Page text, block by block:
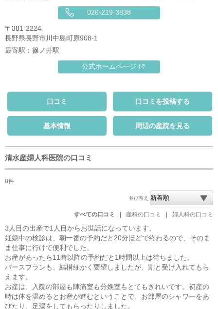
026-219-3838
〒381-2224
長野県長野市川中島町原908-1
最寄駅： 篠ノ井駅
公式ホームページ
口コミ 口コミを投稿する
基本情報 周辺の産院を見る
清水産婦人科医院の口コミ
8件
並び替え
すべての口コミ | 産科の口コミ | 婦人科の口コミ
3人目の出産で1人目からお世話になっています。
妊娠中の検診は、朝一番の予約だと20分ほどで終わるので、そのま
ま仕事に行けて便利でした。
お産があったら11時以降の予約だと1時間以上は待ちました。
バースプランも、結構細かく要望しましたが、割と受け入れてもら
えます。
お産は、入院の部屋も陣痛室も分娩室もとてもきれいです。初産の
時は体を温めるとお産が進むということで、お部屋のシャワーをあ
びたり、足湯をしてもらったりしました。